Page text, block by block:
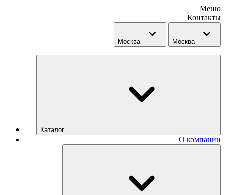
Меню
Контакты
Москва Москва
Каталог
О компании